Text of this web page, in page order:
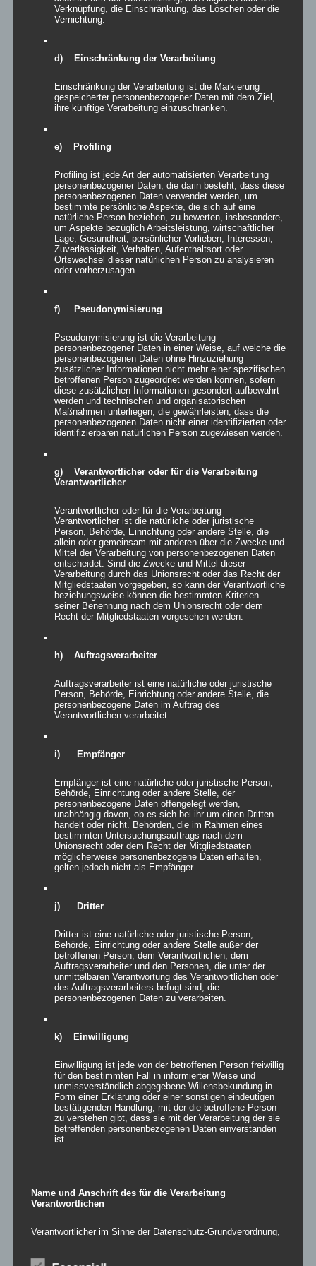
Derby zu Hause um 15:00 Uhr gegen den Reserve von Eintracht
Oberursel. Team und Trainer wollen die Zeit bis dahin nutzen, um
weiter am letzten Pass und am Abschluss zu arbeiten.
Veröffentlicht unterAllgemein
Saisonauftakt unserer
Herrenmannschaft pünktlich
zur Bommersheimer Kerb am
Sonntag
Veröffentlicht am9. August 2024vonvorstand
Saison. Zum Auftakt steht gleich ein Derby gegen die Reserve
hoffen auf eine gelungene Saisoneröffnung bei unserem
Pflichtspieldebüt auf der neuen Anlage.
Du willst unser Seniorenteam verstärken? Dann komm zum
Training und lerne uns kennen, wir trainieren immer dienstags und
donnerstags von 19:30h bis 21:00h.
Veröffentlicht unterAllgemein
Nach epischen Elfmeterkrimi
– FC Oberursel ist Orscheler
Stadtmeister 2024
Veröffentlicht am
Fußball-Saison 2024/25
Ganze 34 Elfmeter wurden benötigt, um letztendlich den
Stadtmeister der Herrenmannschaften im Finale zwischen dem
FV Stierstadt und dem FC 04 Oberursel zu ermitteln. Die
Zuschauer genossen das epische Elfmeterschauspiel in der
neuen SVB Arena über 20 Minuten bei bestem Wetter, kühlen
Getränken, unseren Bommes Rot-Weiss und leckeren Würsten
vom Falkenhof. Im Spiel um Platz drei behielt Eintracht
Oberursel die Oberhand gegenüber dem FC Weißkirchen. Im
Spiel um Platz fünf waren unsere Jungs dem zwei Klassen höher
spielenden FC Oberstedten leider deutlich unterlegen. Als
Ausrichter möchten wir uns herzlich bei allen Mannschaften für
den fairen Wettkampf bedanken sowie ein großes Lob an unsere
Mannschaften und das Publikum bestens bewirtet haben. Ein
weiterer großer Dank geht den KSfO und unseren Sponsor TFP
TÜV für die finanzielle Unterstützung der diesjährigen
Stadtmeisterschaft in unserem schönen Bommersheim.
Bilder mit freundlicher Genehmigung bereitgestellt von
Verknüpfung, die Einschränkung, das Löschen oder die
Vernichtung.
d) Einschränkung der Verarbeitung
Einschränkung der Verarbeitung ist die Markierung
gespeicherter personenbezogener Daten mit dem Ziel,
ihre künftige Verarbeitung einzuschränken.
e) Profiling
Profiling ist jede Art der automatisierten Verarbeitung
personenbezogener Daten, die darin besteht, dass diese
personenbezogenen Daten verwendet werden, um
bestimmte persönliche Aspekte, die sich auf eine
natürliche Person beziehen, zu bewerten, insbesondere,
um Aspekte bezüglich Arbeitsleistung, wirtschaftlicher
Lage, Gesundheit, persönlicher Vorlieben, Interessen,
Zuverlässigkeit, Verhalten, Aufenthaltsort oder
Ortswechsel dieser natürlichen Person zu analysieren
oder vorherzusagen.
f) Pseudonymisierung
Pseudonymisierung ist die Verarbeitung
personenbezogener Daten in einer Weise, auf welche die
personenbezogenen Daten ohne Hinzuziehung
zusätzlicher Informationen nicht mehr einer spezifischen
betroffenen Person zugeordnet werden können, sofern
diese zusätzlichen Informationen gesondert aufbewahrt
werden und technischen und organisatorischen
Maßnahmen unterliegen, die gewährleisten, dass die
personenbezogenen Daten nicht einer identifizierten oder
identifizierbaren natürlichen Person zugewiesen werden.
g) Verantwortlicher oder für die Verarbeitung
Verantwortlicher
Verantwortlicher oder für die Verarbeitung
Verantwortlicher ist die natürliche oder juristische
Person, Behörde, Einrichtung oder andere Stelle, die
allein oder gemeinsam mit anderen über die Zwecke und
Mittel der Verarbeitung von personenbezogenen Daten
entscheidet. Sind die Zwecke und Mittel dieser
Verarbeitung durch das Unionsrecht oder das Recht der
Mitgliedstaaten vorgegeben, so kann der Verantwortliche
beziehungsweise können die bestimmten Kriterien
seiner Benennung nach dem Unionsrecht oder dem
Recht der Mitgliedstaaten vorgesehen werden.
h) Auftragsverarbeiter
Auftragsverarbeiter ist eine natürliche oder juristische
Person, Behörde, Einrichtung oder andere Stelle, die
personenbezogene Daten im Auftrag des
Verantwortlichen verarbeitet.
i) Empfänger
Empfänger ist eine natürliche oder juristische Person,
Behörde, Einrichtung oder andere Stelle, der
personenbezogene Daten offengelegt werden,
unabhängig davon, ob es sich bei ihr um einen Dritten
handelt oder nicht. Behörden, die im Rahmen eines
bestimmten Untersuchungsauftrags nach dem
Unionsrecht oder dem Recht der Mitgliedstaaten
möglicherweise personenbezogene Daten erhalten,
gelten jedoch nicht als Empfänger.
j) Dritter
Dritter ist eine natürliche oder juristische Person,
Behörde, Einrichtung oder andere Stelle außer der
betroffenen Person, dem Verantwortlichen, dem
Auftragsverarbeiter und den Personen, die unter der
unmittelbaren Verantwortung des Verantwortlichen oder
des Auftragsverarbeiters befugt sind, die
personenbezogenen Daten zu verarbeiten.
k) Einwilligung
Einwilligung ist jede von der betroffenen Person freiwillig
für den bestimmten Fall in informierter Weise und
unmissverständlich abgegebene Willensbekundung in
Form einer Erklärung oder einer sonstigen eindeutigen
bestätigenden Handlung, mit der die betroffene Person
zu verstehen gibt, dass sie mit der Verarbeitung der sie
betreffenden personenbezogenen Daten einverstanden
ist.
Name und Anschrift des für die Verarbeitung
Verantwortlichen
Verantwortlicher im Sinne der Datenschutz-Grundverordnung,
mit datenschutzrechtlichem Charakter ist die: